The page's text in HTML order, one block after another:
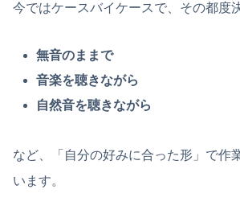
今ではケースバイケースで、その都度
無音のままで
音楽を聴きながら
自然音を聴きながら
など、「自分の好みに合った形」で作
います。